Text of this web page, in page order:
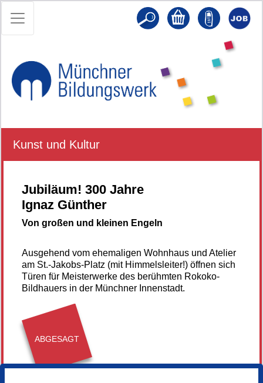
Kunst und Kultur
Jubiläum! 300 Jahre
Ignaz Günther
Von großen und kleinen Engeln
Ausgehend vom ehemaligen Wohnhaus und Atelier
am St.-Jakobs-Platz (mit Himmelsleiter!) öffnen sich
Türen für Meisterwerke des berühmten Rokoko-
Bildhauers in der Münchner Innenstadt.
ABGESAGT